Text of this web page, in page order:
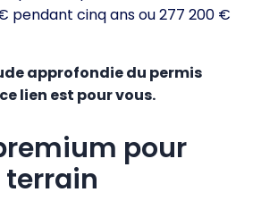
pendant cinq ans ou 277 200 €
approfondie du permis
lien est pour vous.
pour
terrain